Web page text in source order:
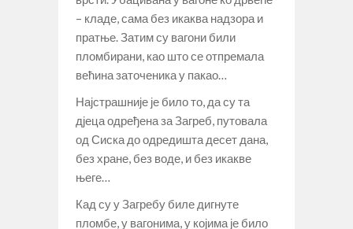
– кладе, сама без икаква надзора и
пратње. Затим су вагони били
пломбирани, као што се отпремала
већина заточеника у пакао…
Најстрашније је било то, да су та
дјеца одређена за Загреб, путовала
од Сиска до одредишта десет дана,
без хране, без воде, и без икакве
његе…
Кад су у Загребу биле дигнуте
пломбе, у вагонима, у којима је било